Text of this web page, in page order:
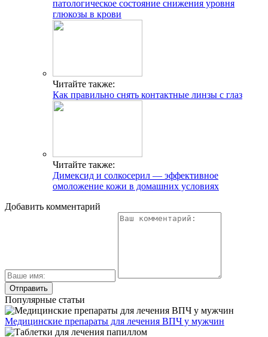
патологическое состояние снижения уровня
глюкозы в крови
Читайте также:
Как правильно снять контактные линзы с глаз
Читайте также:
Димексид и солкосерил — эффективное
омоложение кожи в домашних условиях
Добавить комментарий
Популярные статьи
Медицинские препараты для лечения ВПЧ у мужчин